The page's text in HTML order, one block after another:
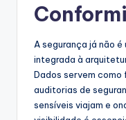
A segurança já não
integrada à
Dados servem
auditorias de
sensíveis viajam e